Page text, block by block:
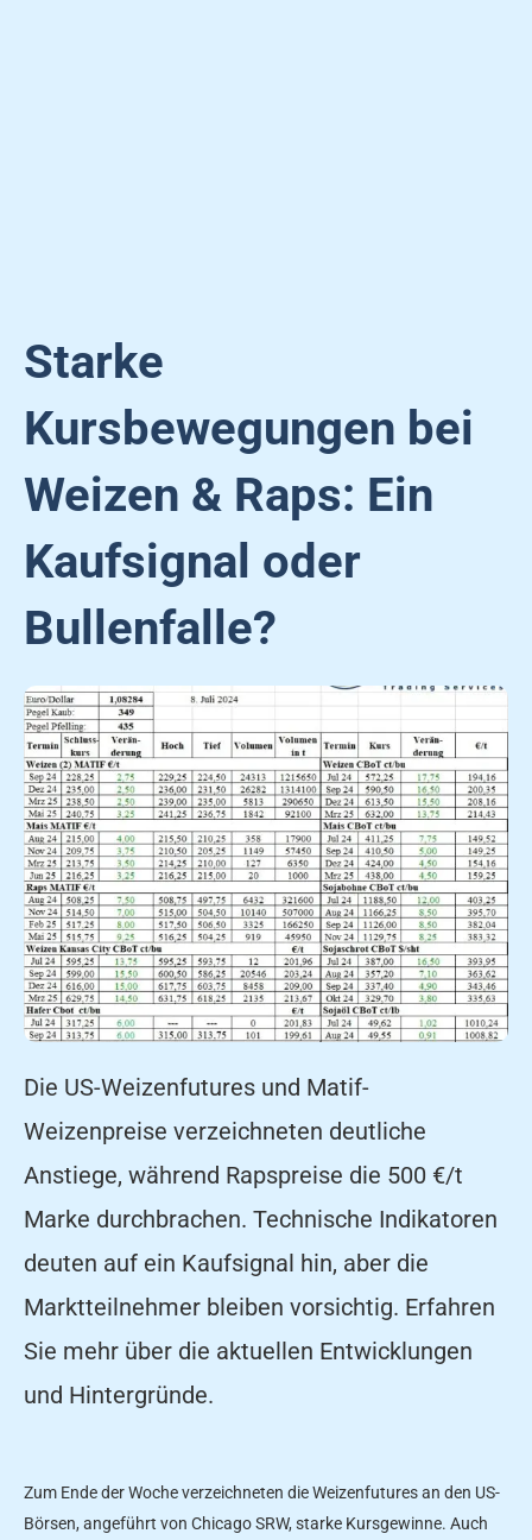
Starke
Kursbewegungen bei
Weizen & Raps: Ein
Kaufsignal oder
Bullenfalle?
Die US-Weizenfutures und Matif-
Weizenpreise verzeichneten deutliche
Anstiege, während Rapspreise die 500 €/t
Marke durchbrachen. Technische Indikatoren
deuten auf ein Kaufsignal hin, aber die
Marktteilnehmer bleiben vorsichtig. Erfahren
Sie mehr über die aktuellen Entwicklungen
und Hintergründe.
Zum Ende der Woche verzeichneten die Weizenfutures an den US-
Börsen, angeführt von Chicago SRW, starke Kursgewinne. Auch